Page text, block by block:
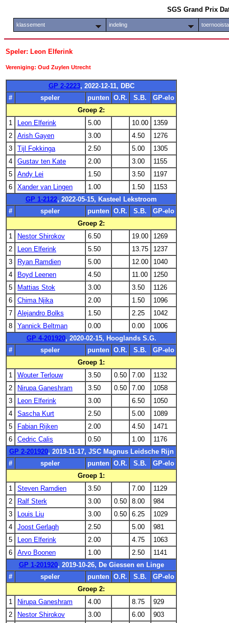
SGS Grand Prix
klassement indeling
Speler: Leon Elferink
Vereniging: Oud Zuylen Utrecht
GP 2-2223, 2022-12-11, DBC
#
speler punten O.R. S.B.
GP-elo
Groep 2:
1
Leon Elferink 5.00 10.00
1359
2
Arish Gayen 3.00 4.50
1276
3
Tijl Fokkinga 2.50 5.00
1305
4
Gustav ten Kate 2.00 3.00
1155
5
Andy Lei 1.50 3.50
1197
6
Xander van Lingen 1.00 1.50
1153
GP 1-2122, 2022-05-15, Kasteel Lekstroom
#
speler punten O.R. S.B.
GP-elo
Groep 2:
1
Nestor Shirokov 6.50 19.00
1269
2
Leon Elferink 5.50 13.75
1237
3
Ryan Ramdien 5.00 12.00
1040
4
Boyd Leenen 4.50 11.00
1250
5
Mattias Stok 3.00 3.50
1126
6
Chima Njika 2.00 1.50
1096
7
Alejandro Bolks 1.50 2.25
1042
8
Yannick Beltman 0.00 0.00
1006
GP 4-201920, 2020-02-15, Hooglands S.G.
#
speler punten O.R. S.B.
GP-elo
Groep 1:
1
Wouter Terlouw 3.50 0.50 7.00
1132
2
Nirupa Ganeshram 3.50 0.50 7.00
1058
3
Leon Elferink 3.00 6.50
1050
4
Sascha Kurt 2.50 5.00
1089
5
Fabian Rijken 2.00 4.50
1471
6
Cedric Calis 0.50 1.00
1176
GP 2-201920, 2019-11-17, JSC Magnus Leidsche Rijn
#
speler punten O.R. S.B.
GP-elo
Groep 1:
1
Steven Ramdien 3.50 7.00
1129
2
Ralf Sterk 3.00 0.50 8.00
984
3
Louis Liu 3.00 0.50 6.25
1029
4
Joost Gerlagh 2.50 5.00
981
5
Leon Elferink 2.00 4.75
1063
6
Arvo Boonen 1.00 2.50
1141
GP 1-201920, 2019-10-26, De Giessen en Linge
#
speler punten O.R. S.B.
GP-elo
Groep 2:
1
Nirupa Ganeshram 4.00 8.75
929
2
Nestor Shirokov 3.00 6.00
903